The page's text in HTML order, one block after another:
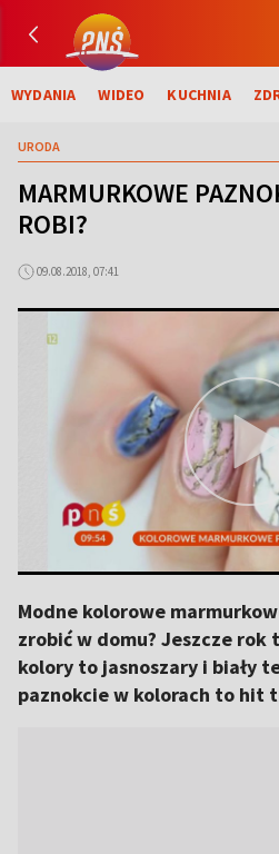
WYDANIA WIDEO KUCHNIA
URODA
MARMURKOWE
ROBI?
09.08.2018, 07:41
Modne kolorowe
zrobić w domu? Jeszcze
kolory to jasnoszary i biały
paznokcie w kolorach to hit